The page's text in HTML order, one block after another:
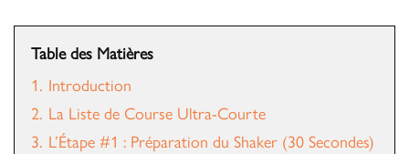
Table des Matières
1. Introduction
2. La Liste de Course Ultra-Courte
3. L’Étape #1 : Préparation du Shaker (30 Secondes)